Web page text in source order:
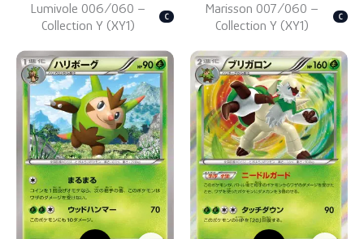
Lumivole 006/060 –
Collection Y (XY1)
C
Marisson 007/060 –
Collection Y (XY1)
C